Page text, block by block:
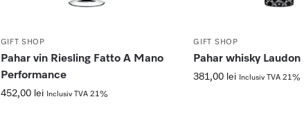
GIFT SHOP
Pahar vin Riesling Fatto A Mano
Performance
452,00 lei Inclusiv TVA 21%
GIFT SHOP
Pahar whisky
381,00 lei Inclusiv TVA 21%